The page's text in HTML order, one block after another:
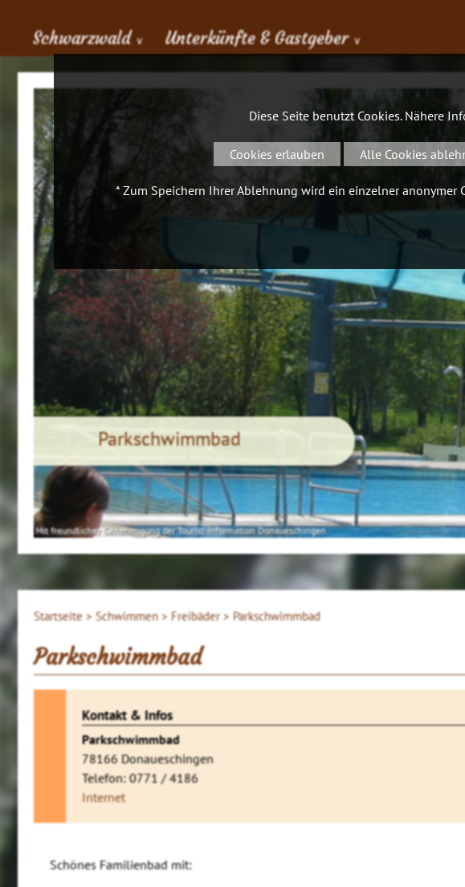
Schwarzwald ∨ Unterkünfte & Gastgeber ∨
Mit freundlicher Genehmigung der Tourist-Information Donaueschingen
Parkschwimmbad
Startseite > Schwimmen > Freibäder > Parkschwimmbad
Parkschwimmbad
Kontakt & Infos
Parkschwimmbad
78166 Donaueschingen
Telefon: 0771 / 4186
Internet
Schönes Familienbad mit:
Diese Seite benutzt Cookies. Nähere
Cookies erlauben Alle Cookies
* Zum Speichern Ihrer Ablehnung wird ein einzelner